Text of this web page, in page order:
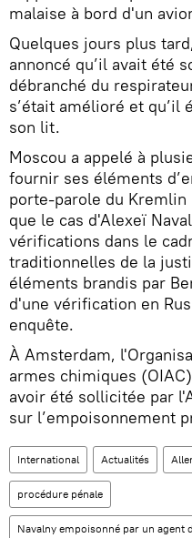
malaise à bord d'un
Quelques jours plus
annoncé qu’il avait été
débranché du
s’était amélioré et qu’il
son lit.
Moscou a appelé à
fournir ses éléments
porte-parole du
que le cas d'Alexeï
vérifications dans le
traditionnelles de la
éléments brandis par
d'une vérification en
enquête.
À Amsterdam,
armes chimiques
avoir été sollicitée par
sur l’empoisonnement
International Actualités
procédure pénale
Navalny empoisonné par un agent